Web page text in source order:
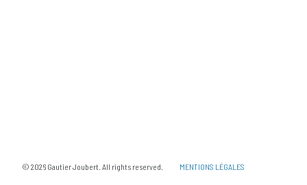
© 2026 Gautier Joubert. All rights reserved. MENTIONS LÉGALES